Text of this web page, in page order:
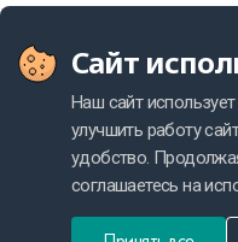
Сайт
Наш сайт
улучшить работу
удобство.
соглашаетесь на
Фармаконадзор
Политика персональных
Made by VMK GROUP
Cookie usage policy